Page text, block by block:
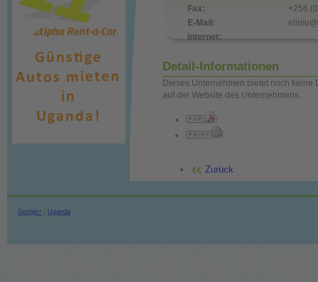
Fax:
+256
E-Mail:
Internet:
Detail-Informationen
Dieses Unternehmen bietet noch
auf der Website des Unternehmens.
Zurück
Google+ Uganda